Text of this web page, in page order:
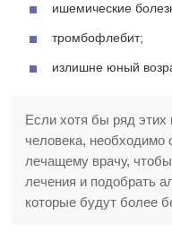
ишемические
тромбофлебит;
излишне юный
Если хотя бы ряд этих
человека, необходимо
лечащему врачу,
лечения и подобрать
которые будут более